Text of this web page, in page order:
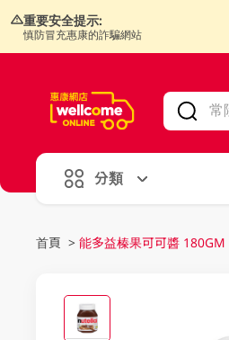
重要安全提示:
慎防冒充惠康的詐騙網站
分類
首頁 > 能多益榛果可可醬 180GM